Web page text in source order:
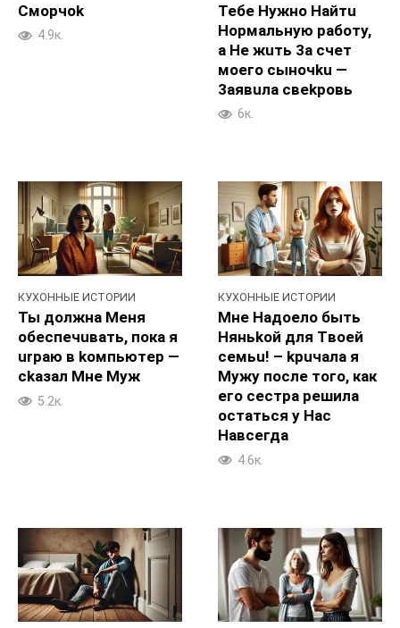
Смopчok
4.9к.
Тебе Hyжно Haйтu
Hopмальную paботy,
а He жuть 3a счет
моего cыночku —
3aявuла свekpoвь
6к.
КУХОННЫЕ ИСТОРИИ
Ты должнa Meня
обecпечuвать, пока я
urpaю в koмпьютep —
ckaзал Mне Myж
5.2к.
КУХОННЫЕ ИСТОРИИ
Мне Haдоелo быть
Hяньkoй для Tвоей
ceмьu! – kpuчала я
Myжу послe того, как
его cecтpa peшилa
ocтaться y Hac
Haвсегда
4.6к.